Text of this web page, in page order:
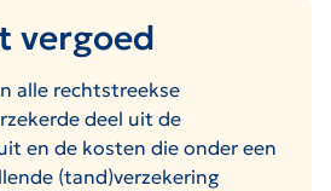
vergoed
alle rechtstreekse
deel uit de
en de kosten die onder een
(tand)verzekering